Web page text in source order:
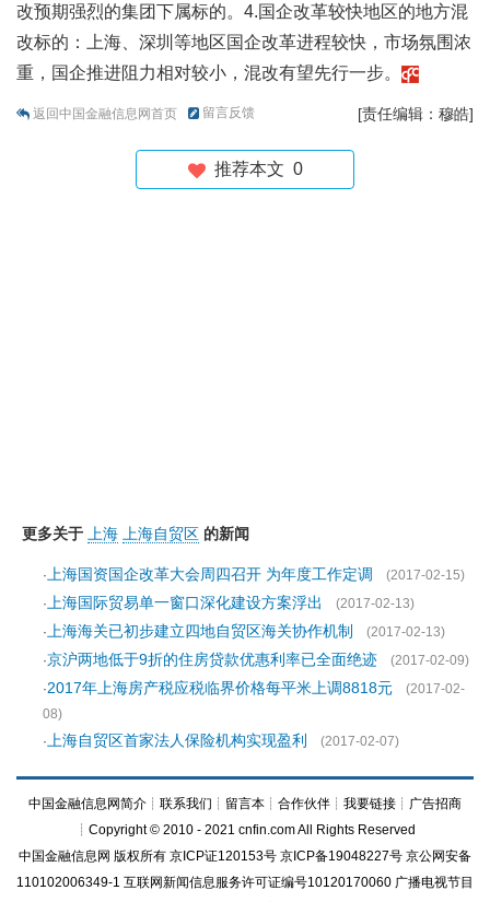
改预期强烈的集团下属标的。4.国企改革较快地区的地方混
改标的：上海、深圳等地区国企改革进程较快，市场氛围浓
重，国企推进阻力相对较小，混改有望先行一步。
返回中国金融信息网首页 留言反馈 [责任编辑：穆皓]
推荐本文 0
更多关于 上海 上海自贸区 的新闻
· 上海国资国企改革大会周四召开 为年度工作定调
(2017-02-15)
· 上海国际贸易单一窗口深化建设方案浮出
(2017-02-13)
· 上海海关已初步建立四地自贸区海关协作机制
(2017-02-13)
·京沪两地低于9折的住房贷款优惠利率已全面绝迹
(2017-02-09)
·2017年上海房产税应税临界价格每平米上调8818元
(2017-02-
08)
· 上海自贸区首家法人保险机构实现盈利 (2017-02-07)
中国金融信息网简介 ┊ 联系我们 ┊ 留言本 ┊ 合作伙伴 ┊ 我要链接 ┊ 广告招商
┊Copyright © 2010 - 2021 cnfin.com All Rights Reserved
中国金融信息网 版权所有 京ICP证120153号 京ICP备19048227号 京公网安备
110102006349-1 互联网新闻信息服务许可证编号10120170060 广播电视节目